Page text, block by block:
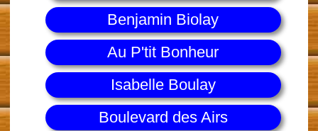
Benjamin Biolay
Au P'tit Bonheur
Isabelle Boulay
Boulevard des Airs